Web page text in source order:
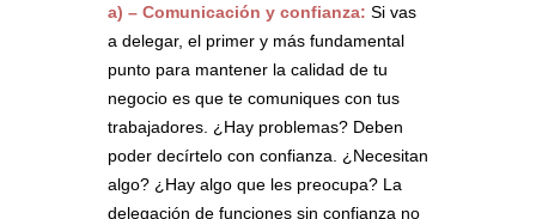
a) – Comunicación y confianza: Si vas
a delegar, el primer y más fundamental
punto para mantener la calidad de tu
negocio es que te comuniques con tus
trabajadores. ¿Hay problemas? Deben
poder decírtelo con confianza. ¿Necesitan
algo? ¿Hay algo que les preocupa? La
delegación de funciones sin confianza no